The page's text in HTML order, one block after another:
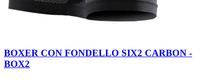
Carbon
BOXER CON FONDELLO SIX2 CARBON -
BOX2